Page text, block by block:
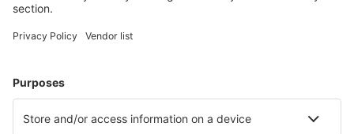
Planifică-ți călătoria
Bilete de avion
Zbor+Hotel